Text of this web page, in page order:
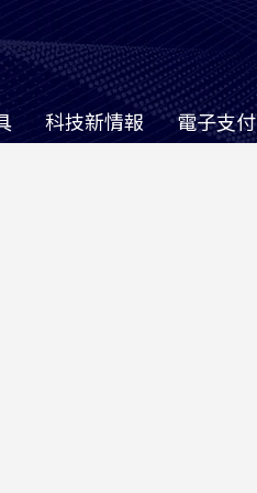
科技新情報 電子支付